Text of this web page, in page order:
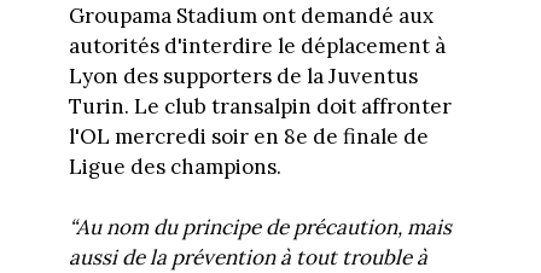
Groupama Stadium ont demandé aux
autorités d'interdire le déplacement à
Lyon des supporters de la Juventus
Turin. Le club transalpin doit affronter
l'OL mercredi soir en 8e de finale de
Ligue des champions.
“Au nom du principe de précaution, mais
aussi de la prévention à tout trouble à